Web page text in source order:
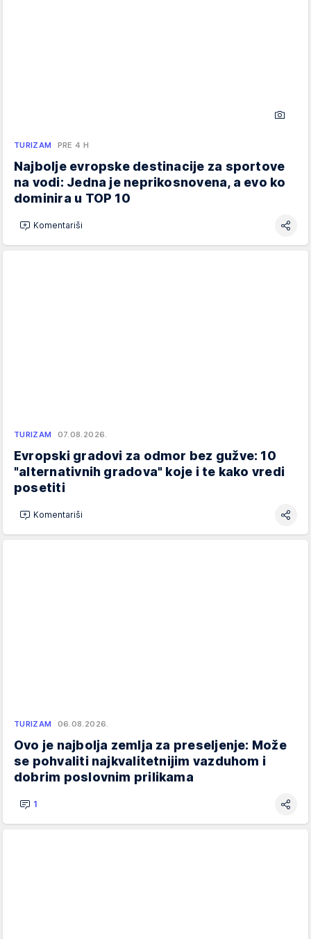
TURIZAM PRE 4 H
Najbolje evropske destinacije za sportove
na vodi: Jedna je neprikosnovena, a evo ko
dominira u TOP 10
Komentariši
TURIZAM 07.08.2026.
Evropski gradovi za odmor bez gužve: 10
"alternativnih gradova" koje i te kako vredi
posetiti
Komentariši
TURIZAM 06.08.2026.
Ovo je najbolja zemlja za preseljenje: Može
se pohvaliti najkvalitetnijim vazduhom i
dobrim poslovnim prilikama
1